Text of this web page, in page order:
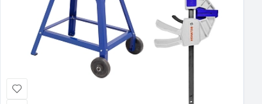
BELMASH 250x3/2x32/30; 72T
Диск пильный
1 770 ₽
В корзину